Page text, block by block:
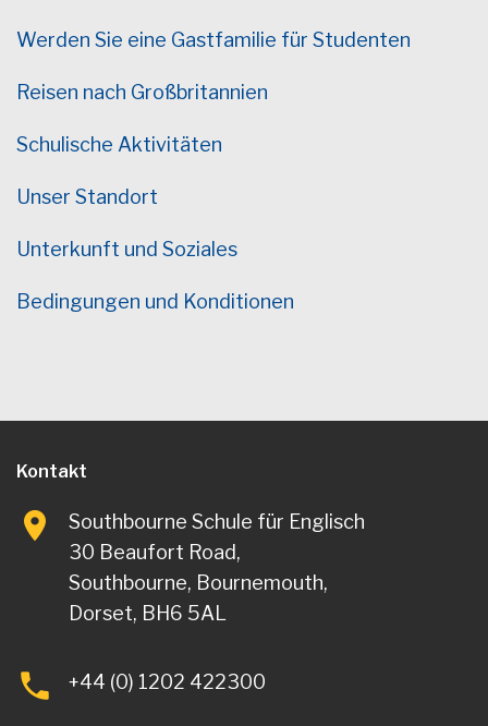
Werden Sie eine Gastfamilie für Studenten
Reisen nach Großbritannien
Schulische Aktivitäten
Unser Standort
Unterkunft und Soziales
Bedingungen und Konditionen
Kontakt
Southbourne Schule für Englisch
30 Beaufort Road,
Southbourne, Bournemouth,
Dorset, BH6 5AL
+44 (0) 1202 422300